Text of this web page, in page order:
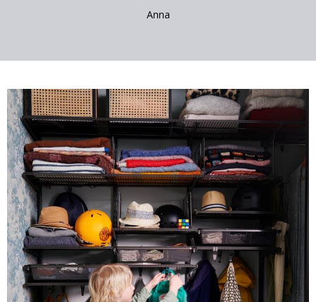
Anna